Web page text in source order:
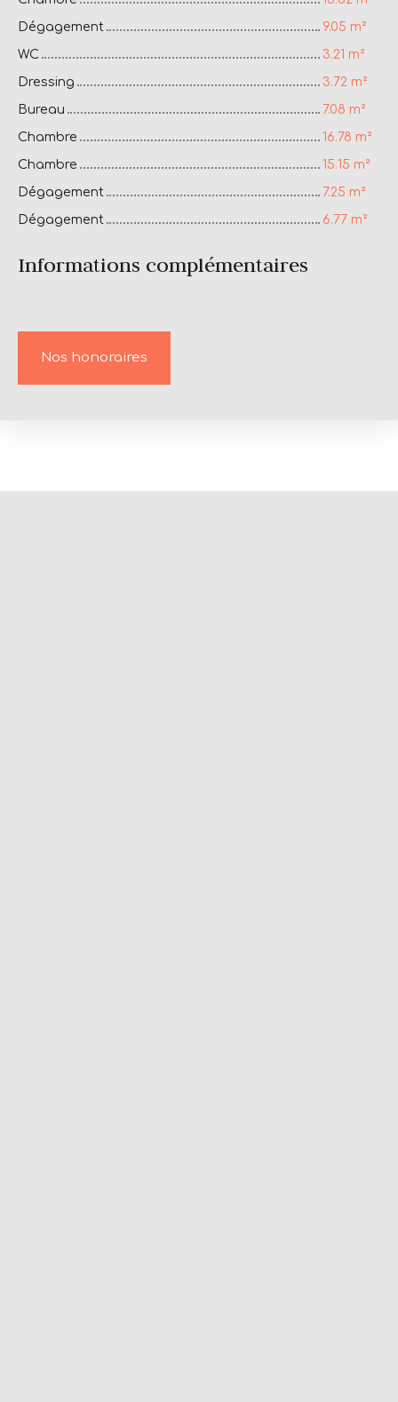
Dégagement
9.05 m²
WC
3.21 m²
Dressing
3.72 m²
Bureau
7.08 m²
Chambre
16.78 m²
Chambre
15.15 m²
Dégagement
7.25 m²
Dégagement
6.77 m²
Informations complémentaires
Nos honoraires